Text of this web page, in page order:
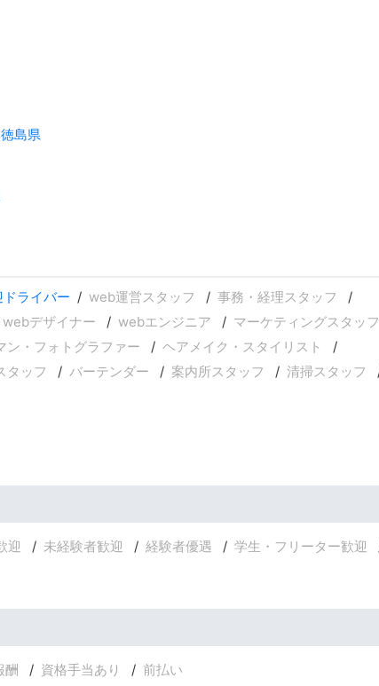
徳島県
ドライバー web運営スタッフ
事務・経理スタッフ
webデザイナー webエンジニア
マーケティングスタッフ
ン・フォトグラファー
ヘアメイク・スタイリスト
タッフ バーテンダー 案内所スタッフ
清掃スタッフ
迎 未経験者歓迎 経験者優遇
学生・フリーター歓迎
酬 資格手当あり 前払い